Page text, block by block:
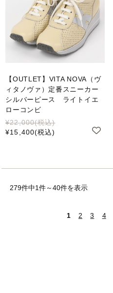
【OUTLET】VITA NOVA（ヴ
ィタノヴァ）定番スニーカー
シルバーピース ライトイエ
ローコンビ
¥22,000(税込)
¥15,400(税込)
279件中1件～40件を表示
1 2 3 4